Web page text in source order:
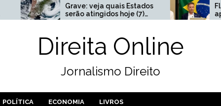
veja quais Estados
atingidos hoje (7)
‘ciclone-bomba’
Flávio Bolsonaro
apoio a 47 candidatos
Senado; Veja os nomes
Direita Online
Jornalismo Direito
POLÍTICA ECONOMIA LIVROS